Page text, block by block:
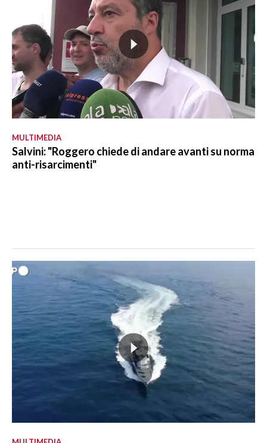
MULTIMEDIA
Salvini: "Roggero chiede di andare avanti su norma
anti-risarcimenti"